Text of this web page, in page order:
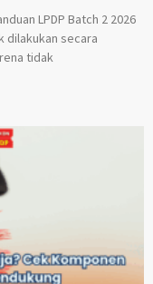
LPDP Batch 2 2026
dilakukan secara
tidak